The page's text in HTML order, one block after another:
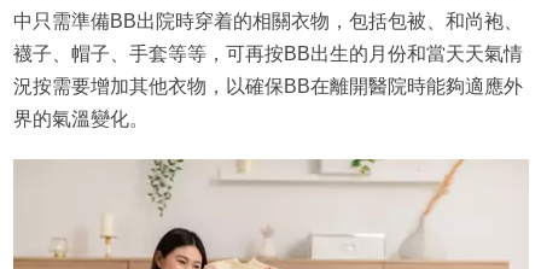
中只需準備BB出院時穿着的相關衣物，包括包被、和尚袍、
襪子、帽子、手套等等，可再按BB出生的月份和當天天氣情
況按需要增加其他衣物，以確保BB在離開醫院時能夠適應外
界的氣溫變化。